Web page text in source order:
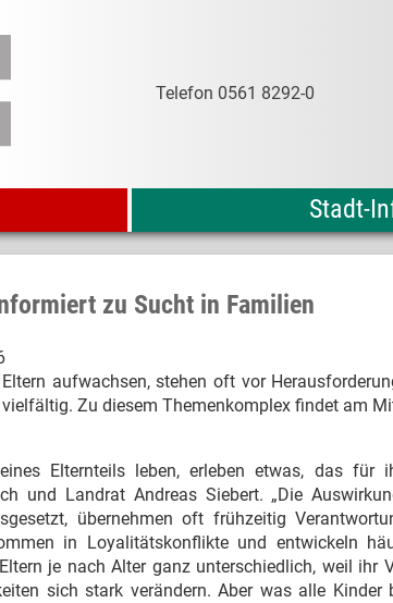
Telefon 0561 8292-0
Stadt-
zu Sucht in Familien
aufwachsen, stehen oft vor
Zu diesem Themenkomplex findet am
Elternteils leben, erleben etwas, das
und Landrat Andreas Siebert. „Die
übernehmen oft frühzeitig
in Loyalitätskonflikte und entwickeln
je nach Alter ganz unterschiedlich, weil ihr
sich stark verändern. Aber was alle Kinder